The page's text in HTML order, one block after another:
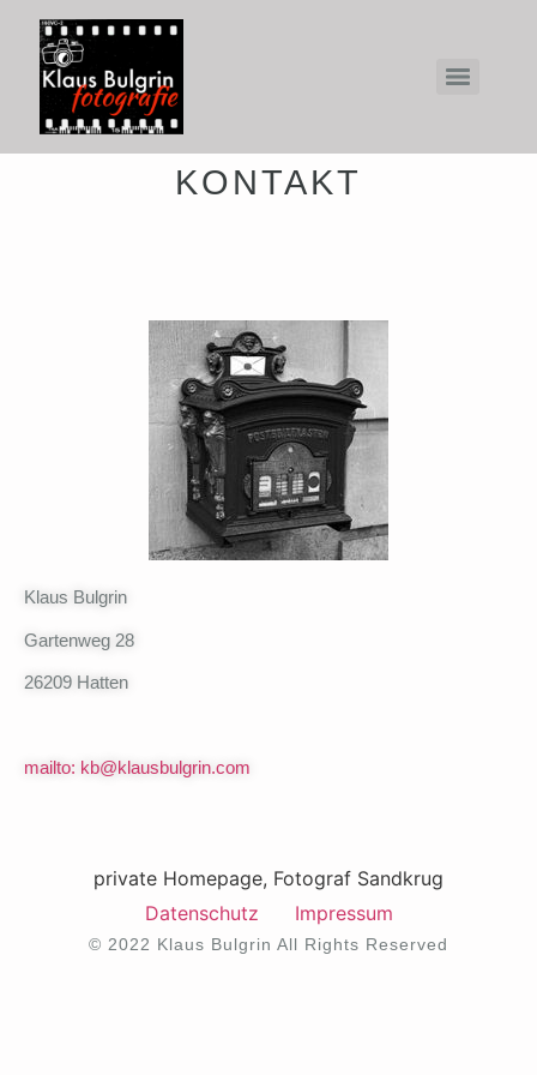
KONTAKT
Klaus Bulgrin
Gartenweg 28
26209 Hatten
mailto: kb@klausbulgrin.com
private Homepage, Fotograf Sandkrug
Datenschutz
Impressum
© 2022 Klaus Bulgrin All Rights Reserved